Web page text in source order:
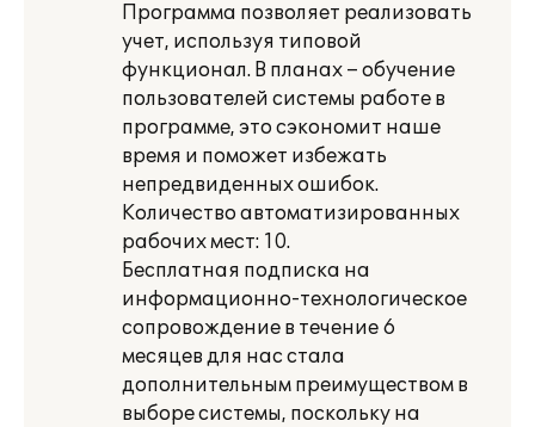
Программа позволяет реализовать
учет, используя типовой
функционал. В планах – обучение
пользователей системы работе в
программе, это сэкономит наше
время и поможет избежать
непредвиденных ошибок.
Количество автоматизированных
рабочих мест: 10.
Бесплатная подписка на
информационно-технологическое
сопровождение в течение 6
месяцев для нас стала
дополнительным преимуществом в
выборе системы, поскольку на